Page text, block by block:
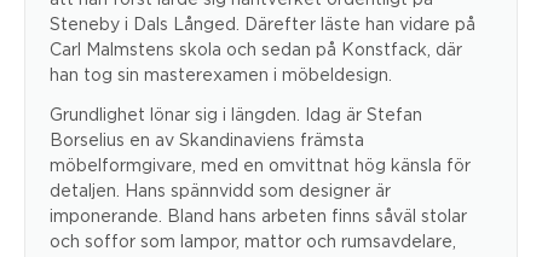
Steneby i Dals Långed. Därefter läste han vidare på
Carl Malmstens skola och sedan på Konstfack, där
han tog sin masterexamen i möbeldesign.
Grundlighet lönar sig i längden. Idag är Stefan
Borselius en av Skandinaviens främsta
möbelformgivare, med en omvittnat hög känsla för
detaljen. Hans spännvidd som designer är
imponerande. Bland hans arbeten finns såväl stolar
och soffor som lampor, mattor och rumsavdelare,